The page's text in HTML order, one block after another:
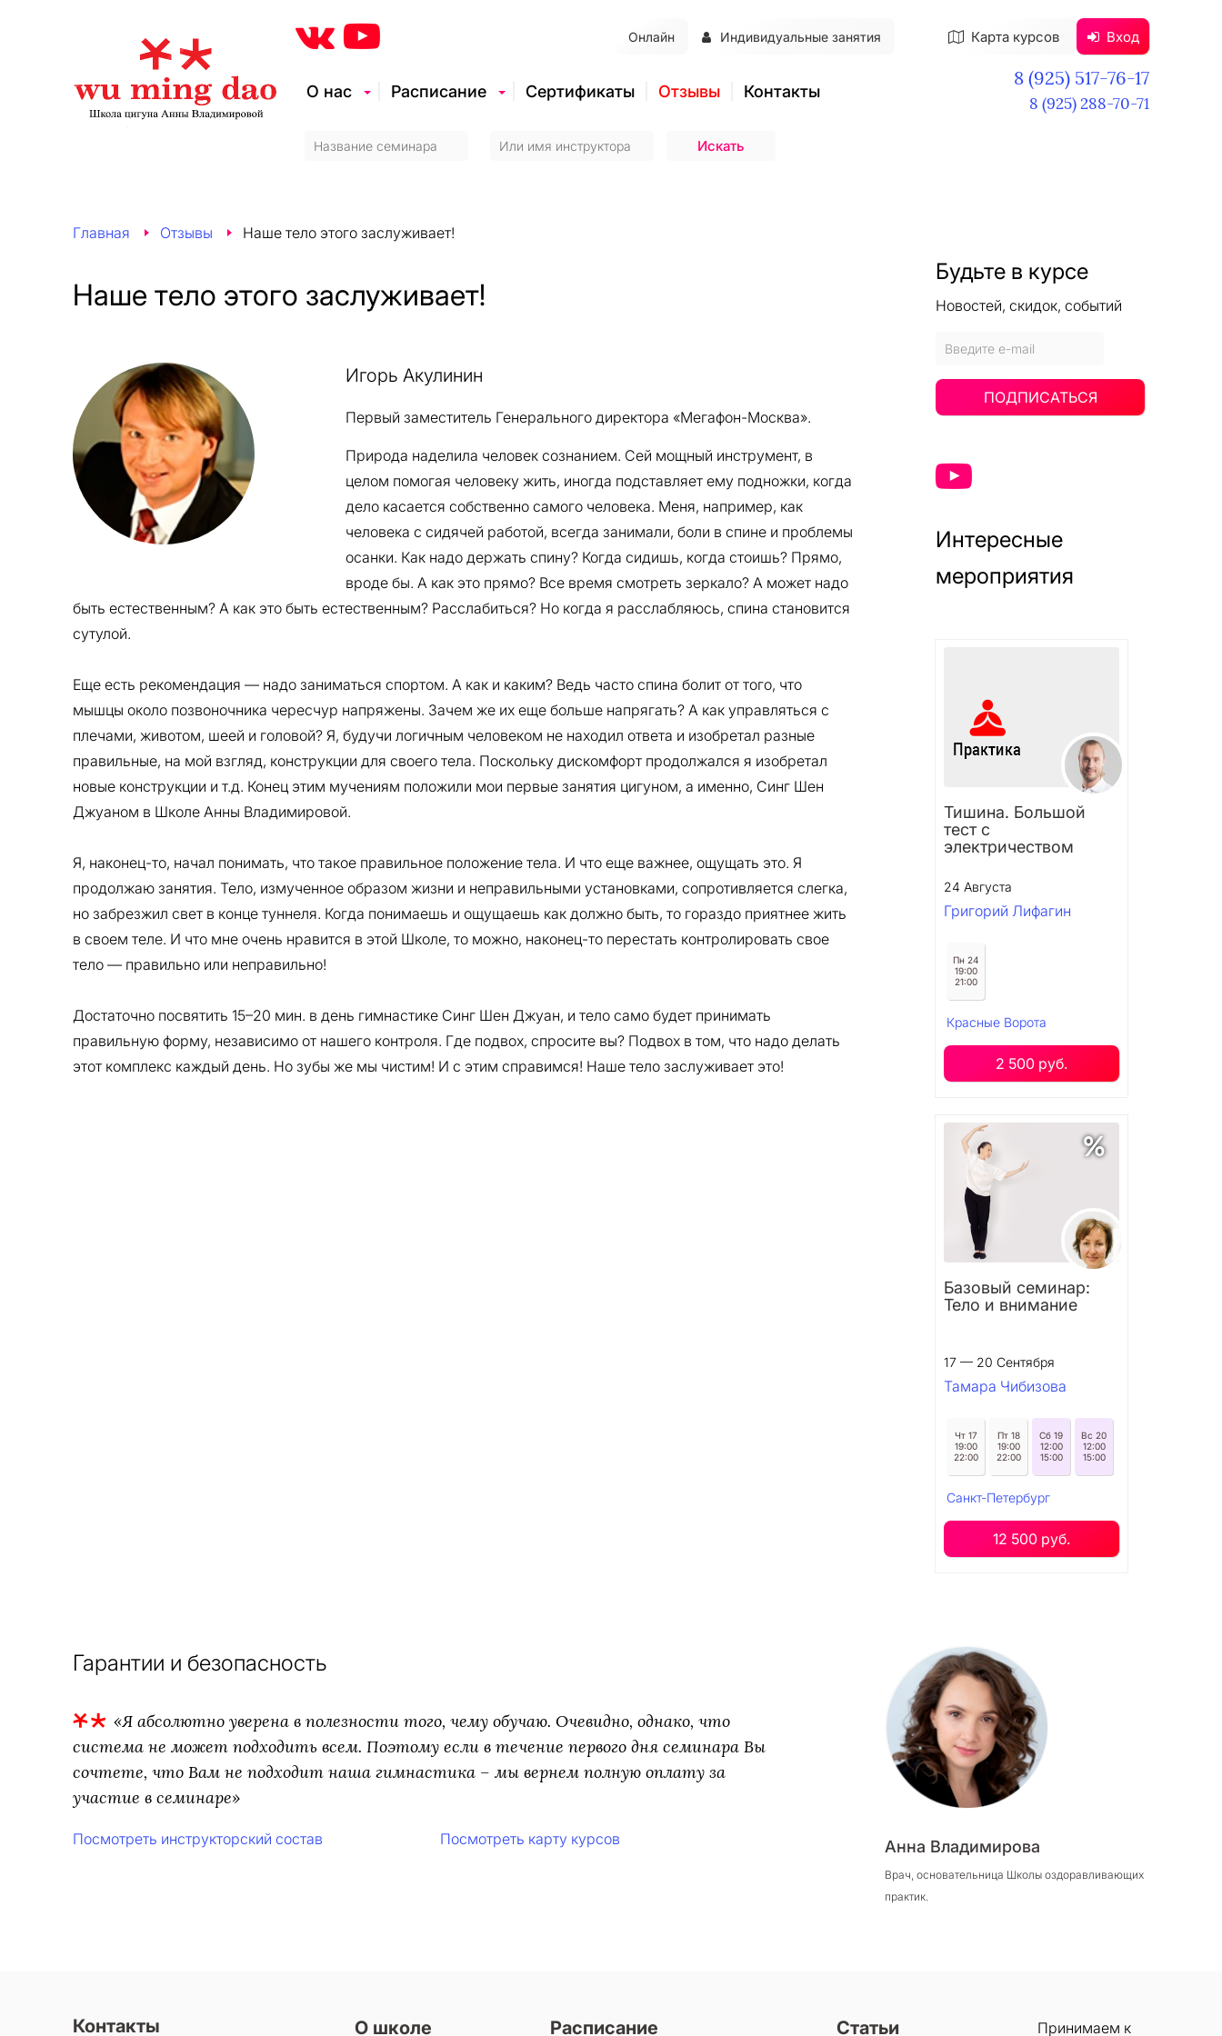
О нас Расписание Сертификаты Отзывы Контакты
Карта курсов Вход
Онлайн Индивидуальные занятия
8 (925) 517-76-17
8 (925) 288-70-71
Главная Отзывы Наше тело этого заслуживает!
Наше тело этого заслуживает!
Игорь Акулинин
Первый заместитель Генерального директора «Мегафон-Москва».
Природа наделила человек сознанием. Сей мощный инструмент, в
целом помогая человеку жить, иногда подставляет ему подножки, когда
дело касается собственно самого человека. Меня, например, как
человека с сидячей работой, всегда занимали, боли в спине и проблемы
осанки. Как надо держать спину? Когда сидишь, когда стоишь? Прямо,
вроде бы. А как это прямо? Все время смотреть зеркало? А может надо
быть естественным? А как это быть естественным? Расслабиться? Но когда я расслабляюсь, спина становится
сутулой.
Еще есть рекомендация — надо заниматься спортом. А как и каким? Ведь часто спина болит от того, что
мышцы около позвоночника чересчур напряжены. Зачем же их еще больше напрягать? А как управляться с
плечами, животом, шеей и головой? Я, будучи логичным человеком не находил ответа и изобретал разные
правильные, на мой взгляд, конструкции для своего тела. Поскольку дискомфорт продолжался я изобретал
новые конструкции и т.д. Конец этим мучениям положили мои первые занятия цигуном, а именно, Синг Шен
Джуаном в Школе Анны Владимировой.
Я, наконец-то, начал понимать, что такое правильное положение тела. И что еще важнее, ощущать это. Я
продолжаю занятия. Тело, измученное образом жизни и неправильными установками, сопротивляется слегка,
но забрезжил свет в конце туннеля. Когда понимаешь и ощущаешь как должно быть, то гораздо приятнее жить
в своем теле. И что мне очень нравится в этой Школе, то можно, наконец-то перестать контролировать свое
тело — правильно или неправильно!
Достаточно посвятить 15–20 мин. в день гимнастике Синг Шен Джуан, и тело само будет принимать
правильную форму, независимо от нашего контроля. Где подвох, спросите вы? Подвох в том, что надо делать
этот комплекс каждый день. Но зубы же мы чистим! И с этим справимся! Наше тело заслуживает это!
Будьте в курсе
Новостей, скидок, событий
ПОДПИСАТЬСЯ
Интересные
мероприятия
Тишина. Большой
тест с
электричеством
24 Августа
Григорий Лифагин
Пн 24
19:00
21:00
Красные Ворота
2 500 руб.
%
Базовый семинар:
Тело и внимание
17 — 20 Сентября
Тамара Чибизова
Чт 17
19:00
22:00
Пт 18
19:00
22:00
Сб 19
12:00
15:00
Вс 20
12:00
15:00
Санкт-Петербург
12 500 руб.
Гарантии и безопасность
«Я абсолютно уверена в полезности того, чему обучаю. Очевидно, однако, что
система не может подходить всем. Поэтому если в течение первого дня семинара Вы
сочтете, что Вам не подходит наша гимнастика – мы вернем полную оплату за
участие в семинаре»
Посмотреть инструкторский состав Посмотреть карту курсов Анна Владимирова
Врач, основательница Школы оздоравливающих
практик.
Контакты О школе Расписание Статьи Принимаем к